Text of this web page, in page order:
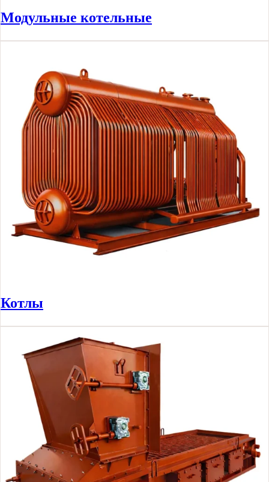
Модульные котельные
Котлы